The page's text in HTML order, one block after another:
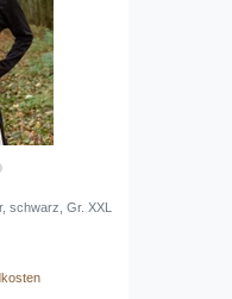
schwarz, Gr. XXL